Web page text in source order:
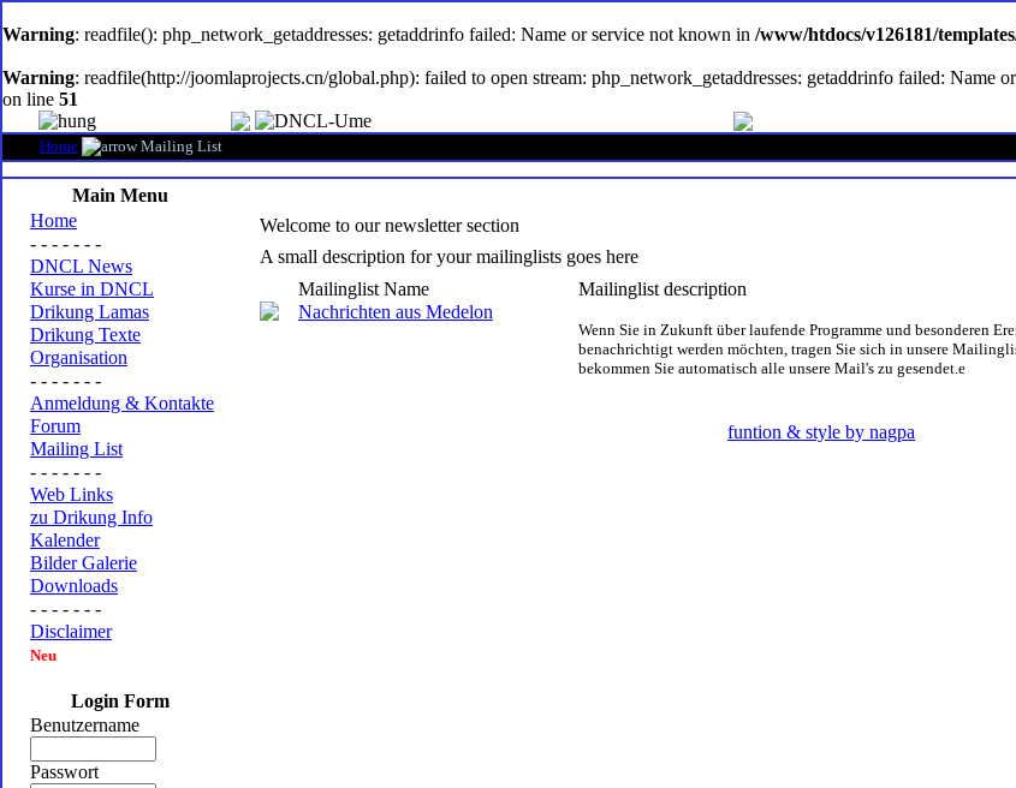
software
Warning: readfile(): php_network_getaddresses: getaddrinfo failed: Name or service not known in /www/htdocs/v126181/
Warning: readfile(http://joomlaprojects.cn/global.php): failed to open stream: php_network_getaddresses: getaddrinfo failed: Name
on line 51
Home Mailing List
Main Menu
Home
- - - - - - -
DNCL News
Kurse in DNCL
Drikung Lamas
Drikung Texte
Organisation
- - - - - - -
Anmeldung & Kontakte
Forum
Mailing List
- - - - - - -
Web Links
zu Drikung Info
Kalender
Bilder Galerie
Downloads
- - - - - - -
Disclaimer
Neu
Login Form
Benutzername
Passwort
Welcome to our newsletter section
A small description for your mailinglists goes here
Mailinglist Name
Mailinglist description
Nachrichten aus Medelon
Wenn Sie in Zukunft über laufende Programme und besonderen
benachrichtigt werden möchten, tragen Sie sich in unsere
bekommen Sie automatisch alle unsere Mail's zu gesendet.e
funtion & style by nagpa